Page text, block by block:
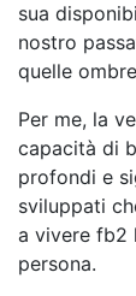
sua
nostro
quelle
Per me, la
capacità di
profondi e
sviluppati
a vivere fb2
persona.